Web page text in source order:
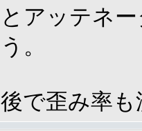
とアッテネ
う。
後で歪み率